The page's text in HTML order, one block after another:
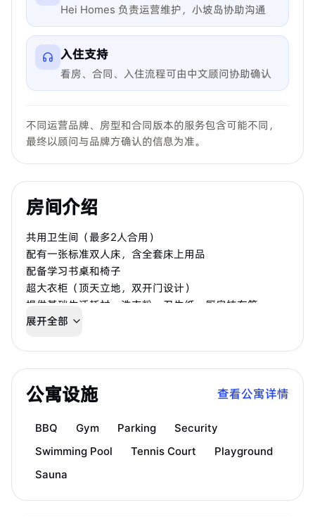
Hei Homes 负责运营维护，小坡岛协助沟通
入住支持
看房、合同、入住流程可由中文顾问协助确认
不同运营品牌、房型和合同版本的服务包含可能不同，
最终以顾问与品牌方确认的信息为准。
房间介绍
共用卫生间（最多2人合用）
配有一张标准双人床，含全套床上用品
配备学习书桌和椅子
超大衣柜（顶天立地，双开门设计）
提供基础生活耗材：洗衣粉、卫生纸、厨房抹布等
展开全部
公寓设施 查看公寓详情
BBQ Gym Parking
Security
Swimming Pool
Tennis Court
Playground
Sauna